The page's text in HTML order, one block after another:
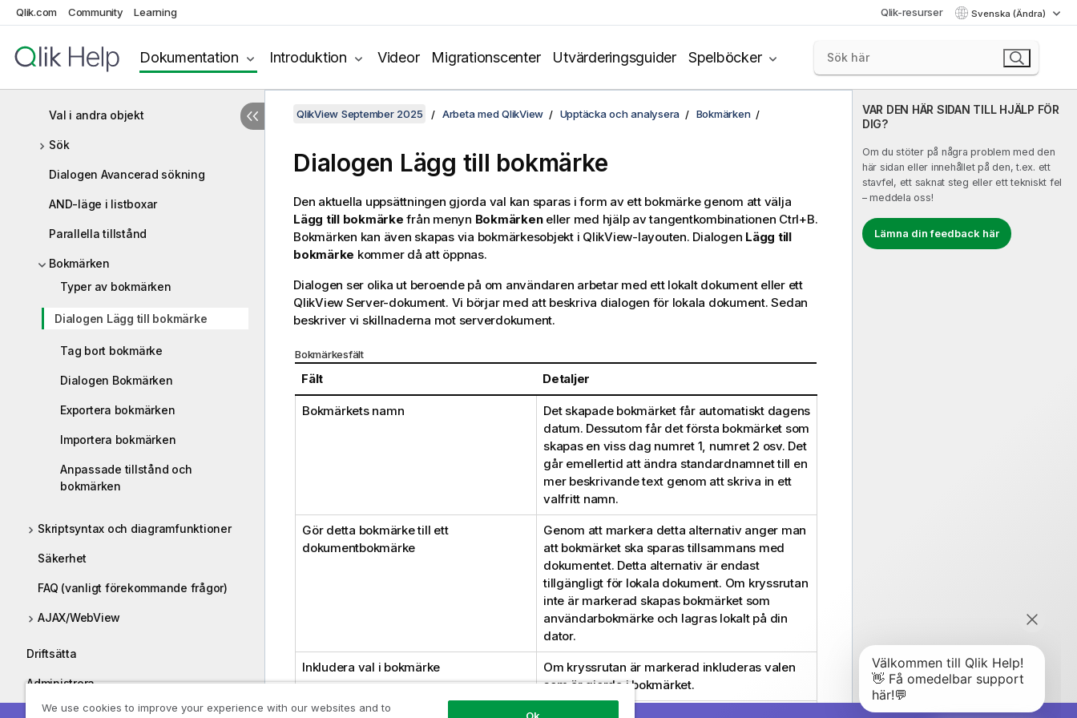
Qlik.com Community Learning Qlik-resurser Svenska (Ändra)
Dokumentation Introduktion Videor Migrationscenter Utvärderingsguider Spelböcker
Flytta val
Låsa valda fältvärden
Val i andra objekt
Sök
Dialogen Avancerad sökning
AND-läge i listboxar
Parallella tillstånd
Bokmärken
Typer av bokmärken
Dialogen Lägg till bokmärke
Tag bort bokmärke
Dialogen Bokmärken
Exportera bokmärken
Importera bokmärken
Anpassade tillstånd och
bokmärken
Skriptsyntax och diagramfunktioner
Säkerhet
FAQ (vanligt förekommande frågor)
AJAX/WebView
Driftsätta
Administrera
Introduktionskurser
VAR DEN HÄR SIDAN TILL HJÄLP FÖR
DIG?
Om du stöter på några problem med den
här sidan eller innehållet på den, t.ex. ett
stavfel, ett saknat steg eller ett tekniskt fel
– meddela oss!
Lämna din feedback här
QlikView September 2025 Arbeta med QlikView Upptäcka och analysera Bokmärken
Dialogen Lägg till bokmärke
Den aktuella uppsättningen gjorda val kan sparas i form av ett bokmärke genom att välja
Lägg till bokmärke från menyn Bokmärkeneller med hjälp av tangentkombinationen Ctrl+B.
Bokmärken kan även skapas via bokmärkesobjekt i QlikView-layouten. Dialogen Lägg till
bokmärke kommer då att öppnas.
Dialogen ser olika ut beroende på om användaren arbetar med ett lokalt dokument eller ett
QlikView Server-dokument. Vi börjar med att beskriva dialogen för lokala dokument. Sedan
beskriver vi skillnaderna mot serverdokument.
Bokmärkesfält
Fält Detaljer
Bokmärkets namn
Det skapade bokmärket får automatiskt dagens
datum. Dessutom får det första bokmärket som
skapas en viss dag numret 1, numret 2 osv. Det
går emellertid att ändra standardnamnet till en
mer beskrivande text genom att skriva in ett
valfritt namn.
Gör detta bokmärke till ett
dokumentbokmärke
Genom att markera detta alternativ anger man
att bokmärket ska sparas tillsammans med
dokumentet. Detta alternativ är endast
tillgängligt för lokala dokument. Om kryssrutan
inte är markerad skapas bokmärket som
användarbokmärke och lagras lokalt på din
dator.
Inkludera val i bokmärke
Om kryssrutan är markerad inkluderas valen
som är gjorda i bokmärket.
We use cookies to improve your experience with our websites and to